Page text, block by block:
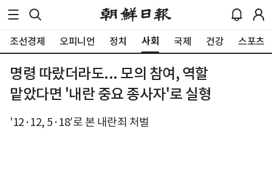
조선경제 오피니언 정치 사회 국제 건강 스포츠
명령 따랐더라도... 모의 참여, 역할
맡았다면 '내란 중요 종사자'로 실형
'12·12, 5·18′로 본 내란죄 처벌